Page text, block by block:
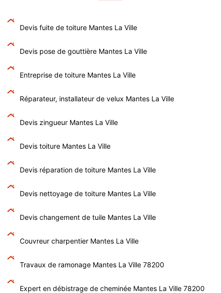
Devis fuite de toiture Mantes La Ville
Devis pose de gouttière Mantes La Ville
Entreprise de toiture Mantes La Ville
Réparateur, installateur de velux Mantes La Ville
Devis zingueur Mantes La Ville
Devis toiture Mantes La Ville
Devis réparation de toiture Mantes La Ville
Devis nettoyage de toiture Mantes La Ville
Devis changement de tuile Mantes La Ville
Couvreur charpentier Mantes La Ville
Travaux de ramonage Mantes La Ville 78200
Expert en débistrage de cheminée Mantes La Ville 78200